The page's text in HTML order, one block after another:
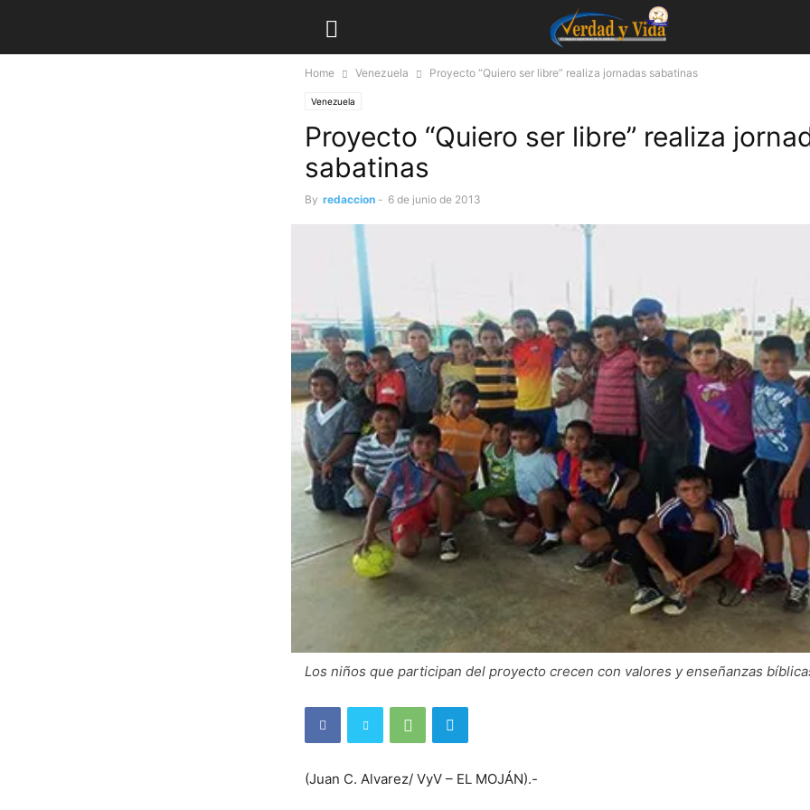
Home Venezuela Proyecto “Quiero ser libre” realiza jornadas sabatinas
Venezuela
Proyecto “Quiero ser libre” realiza
sabatinas
By redaccion - 6 de junio de 2013
Los niños que participan del proyecto crecen con valores y enseñanzas
(Juan C. Alvarez/ VyV – EL MOJÁN).-